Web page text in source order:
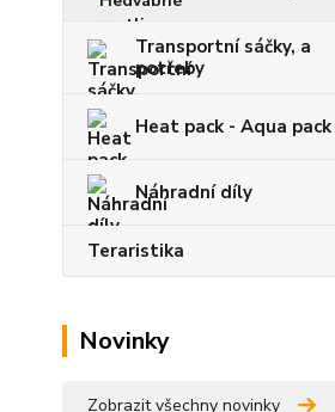
Transportní sáčky, a
potřeby
Heat pack - Aqua pack
Náhradní díly
Teraristika
Novinky
Zobrazit všechny novinky